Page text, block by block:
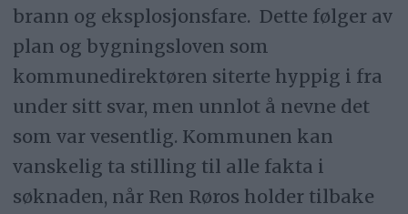
brann og eksplosjonsfare. Dette følger av
plan og bygningsloven som
kommunedirektøren siterte hyppig i fra
under sitt svar, men unnlot å nevne det
som var vesentlig. Kommunen kan
vanskelig ta stilling til alle fakta i
søknaden, når Ren Røros holder tilbake